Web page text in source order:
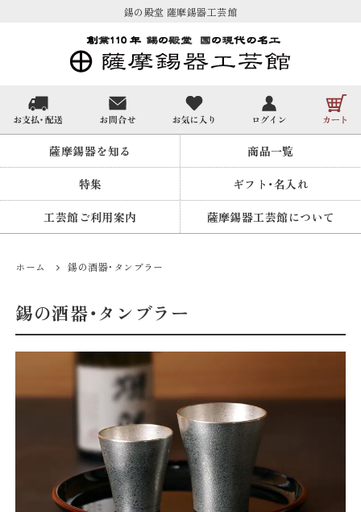
錫の殿堂 薩摩錫器工芸館
薩摩錫器を知る 商品一覧
特集 ギフト・名入れ
工芸館ご利用案内 薩摩錫器工芸館について
ホーム 錫の酒器・タンブラー
錫の酒器・タンブラー